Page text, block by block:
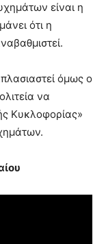
είναι η
ότι η
όμως ο
να
Κυκλοφορίας»